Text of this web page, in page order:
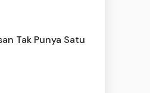
Tak Punya Satu